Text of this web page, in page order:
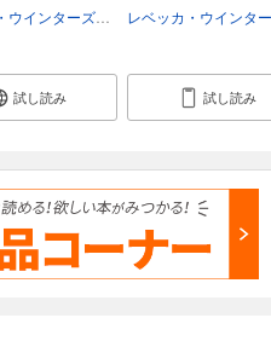
朝戸まり
試し読み 試し読み